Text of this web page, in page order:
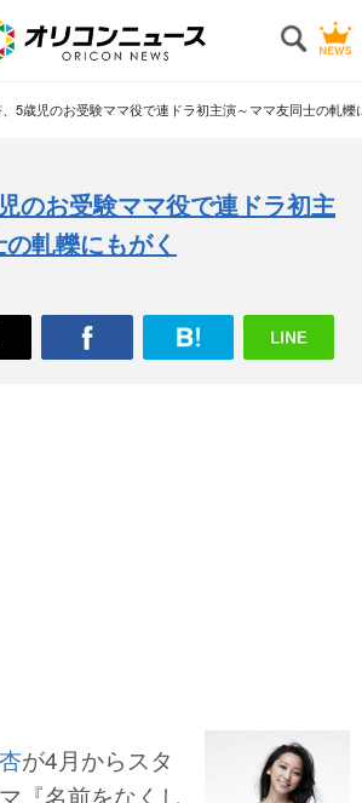
5歳児のお受験ママ役で連ドラ初主演～ママ友同士の軋轢
のお受験ママ役で連ドラ初主
軋轢にもがく
杏が4月からスタ
『名前をなくし